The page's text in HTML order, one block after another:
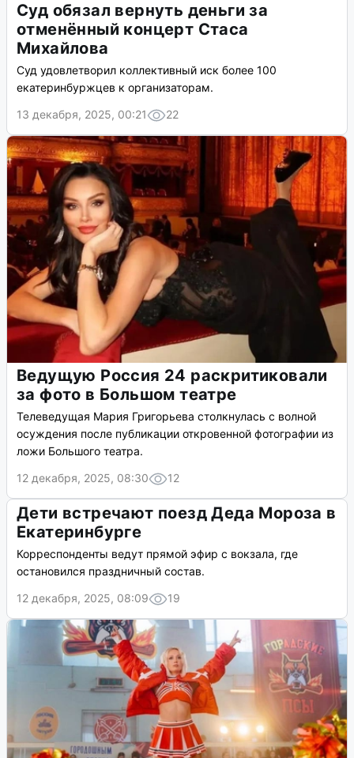
Суд обязал вернуть деньги за
отменённый концерт Стаса
Михайлова
Суд удовлетворил коллективный иск более 100
екатеринбуржцев к организаторам.
13 декабря, 2025, 00:21
22
Ведущую Россия 24 раскритиковали
за фото в Большом театре
Телеведущая Мария Григорьева столкнулась с волной
осуждения после публикации откровенной фотографии из
ложи Большого театра.
12 декабря, 2025, 08:30
12
Дети встречают поезд Деда Мороза в
Екатеринбурге
Корреспонденты ведут прямой эфир с вокзала, где
остановился праздничный состав.
12 декабря, 2025, 08:09
19